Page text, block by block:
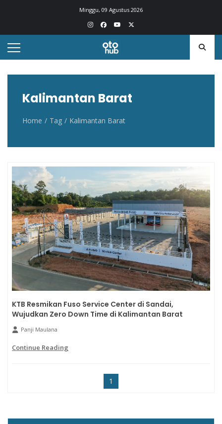
Minggu, 09 Agustus 2026
Otohub.co
Portal berita otomotif Indonesia terkini
Kalimantan Barat
Home Tag Kalimantan Barat
KTB Resmikan Fuso Service Center di Sandai,
Wujudkan Zero Down Time di Kalimantan Barat
Panji Maulana
Continue Reading
1